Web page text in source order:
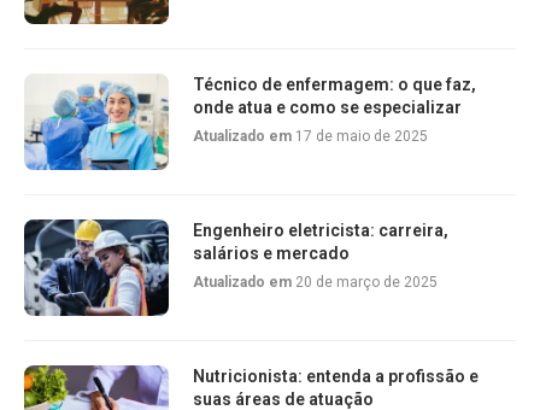
Técnico de enfermagem: o que faz,
onde atua e como se especializar
Atualizado em 17 de maio de 2025
Engenheiro eletricista: carreira,
salários e mercado
Atualizado em 20 de março de 2025
Nutricionista: entenda a profissão e
suas áreas de atuação